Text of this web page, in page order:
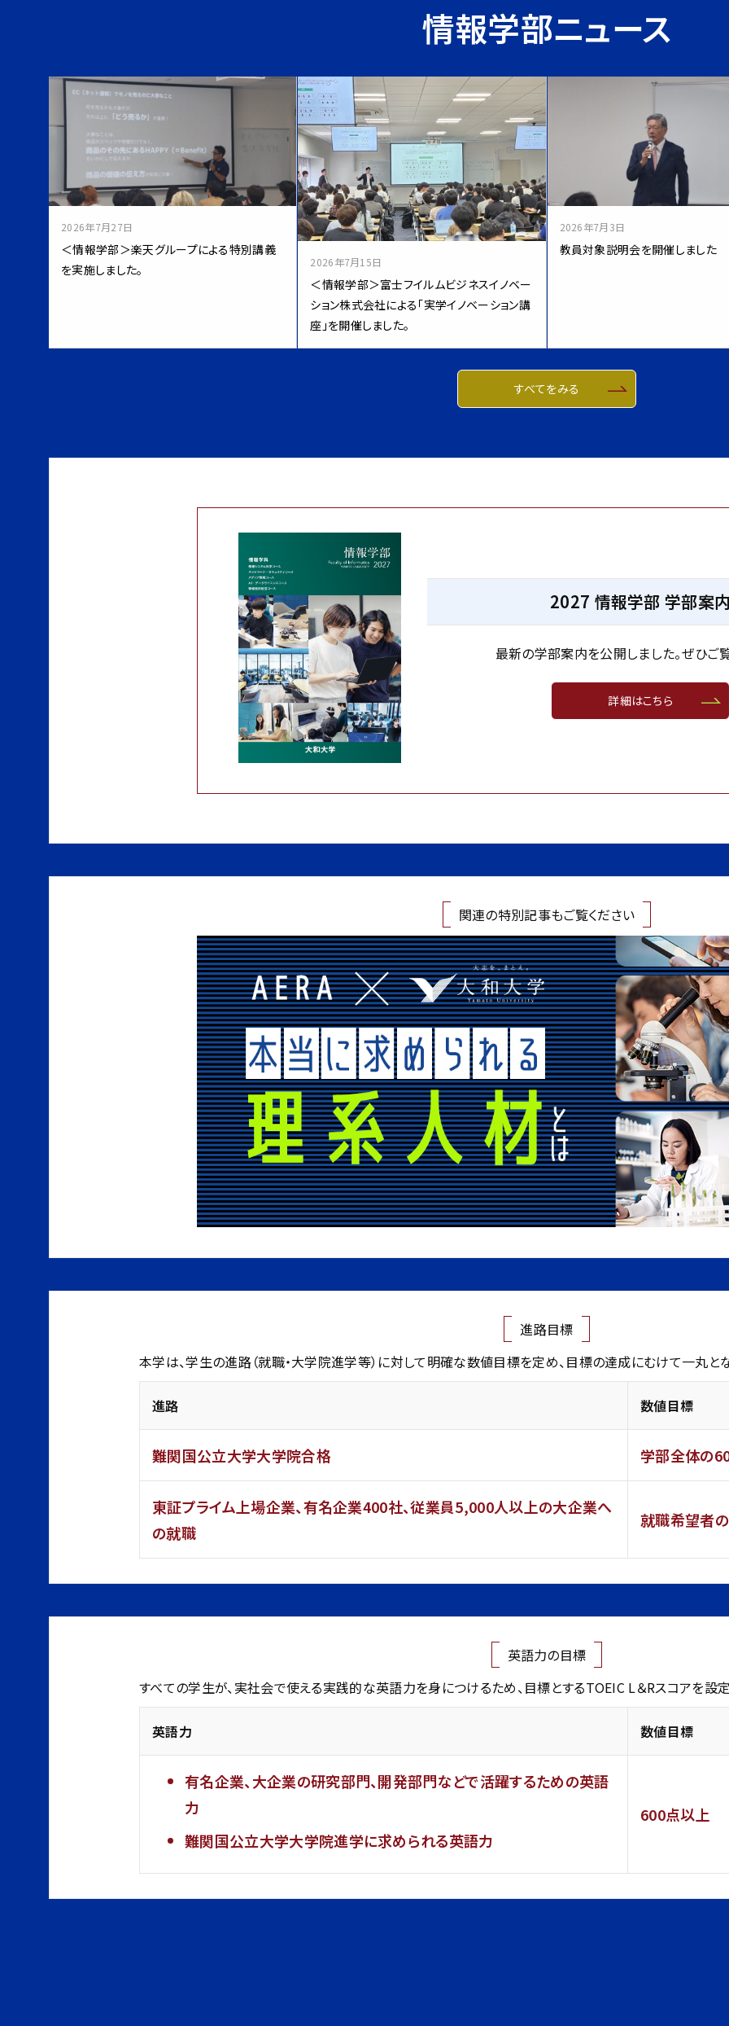
情報学部ニュース
2026年7月27日
＜情報学部＞楽天グループによる特別講義
を実施しました。
2026年7月15日
＜情報学部＞富士フイルムビジネスイノベー
ション株式会社による「実学イノベーション講
座」を開催しました。
2026年7月3日
教員対象説明会を開催しました
すべてをみる
2027 情報学部 学部案内
最新の学部案内を公開しました。ぜひご覧
詳細はこちら
関連の特別記事もご覧ください
進路目標
本学は、学生の進路（就職・大学院進学等）に対して明確な数値目標を定め、目標の達成にむけて一丸と
進路 数値目標
難関国公立大学大学院合格 学部全体の
東証プライム上場企業、有名企業400社、従業員5,000人以上の大企業へ
の就職
就職希望者
英語力の目標
すべての学生が、実社会で使える実践的な英語力を身につけるため、目標とするTOEIC L＆Rスコアを設定
英語力 数値目標
有名企業、大企業の研究部門、開発部門などで活躍するための英語
力
難関国公立大学大学院進学に求められる英語力
600点以上